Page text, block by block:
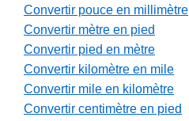
Convertir pouce en millimètre
Convertir mètre en pied
Convertir pied en mètre
Convertir kilomètre en mile
Convertir mile en kilomètre
Convertir centimètre en pied